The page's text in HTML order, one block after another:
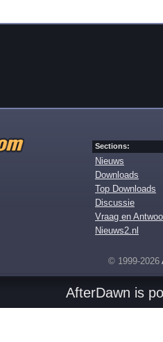
Sections:
Nieuws
Downloads
Top Downloads
Discussie
Vraag en
Nieuws2.nl
© 1999-2026
AfterDawn is